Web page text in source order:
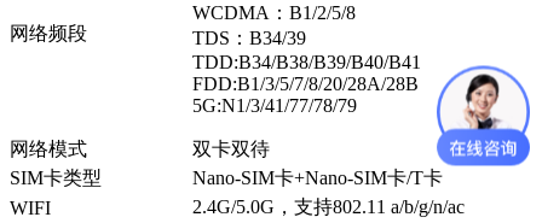
网络频段
WCDMA：B1/2/5/8
TDS：B34/39
TDD:B34/B38/B39/B40/B41
FDD:B1/3/5/7/8/20/28A/28B
5G:N1/3/41/77/78/79
网络模式
双卡双待
SIM卡类型
Nano-SIM卡+Nano-SIM卡/T卡
WIFI
2.4G/5.0G，支持802.11 a/b/g/n/ac